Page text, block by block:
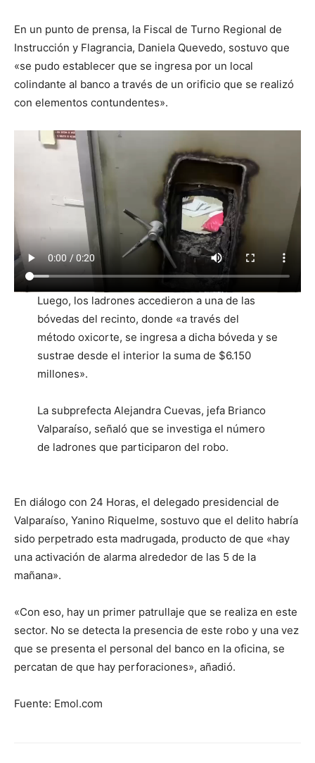
En un punto de prensa, la Fiscal de Turno Regional de
Instrucción y Flagrancia, Daniela Quevedo, sostuvo que
«se pudo establecer que se ingresa por un local
colindante al banco a través de un orificio que se realizó
con elementos contundentes».
Luego, los ladrones accedieron a una de las
bóvedas del recinto, donde «a través del
método oxicorte, se ingresa a dicha bóveda y se
sustrae desde el interior la suma de $6.150
millones».
La subprefecta Alejandra Cuevas, jefa Brianco
Valparaíso, señaló que se investiga el número
de ladrones que participaron del robo.
En diálogo con 24 Horas, el delegado presidencial de
Valparaíso, Yanino Riquelme, sostuvo que el delito habría
sido perpetrado esta madrugada, producto de que «hay
una activación de alarma alrededor de las 5 de la
mañana».
«Con eso, hay un primer patrullaje que se realiza en este
sector. No se detecta la presencia de este robo y una vez
que se presenta el personal del banco en la oficina, se
percatan de que hay perforaciones», añadió.
Fuente: Emol.com